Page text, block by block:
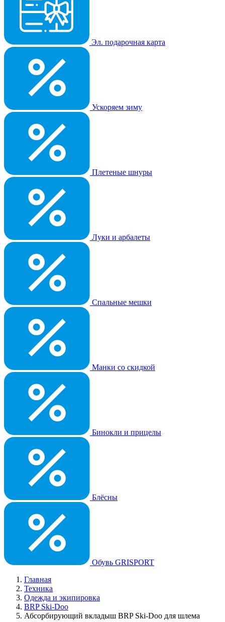
Эл. подарочная карта
Ускоряем зиму
Плетеные шнуры
Луки и арбалеты
Спальные мешки
Манки со скидкой
Бинокли и прицелы
Блёсны
Обувь GRISPORT
Главная
Техника
Одежда и экипировка
BRP Ski-Doo
Абсорбирующий вкладыш BRP Ski-Doo для шлема